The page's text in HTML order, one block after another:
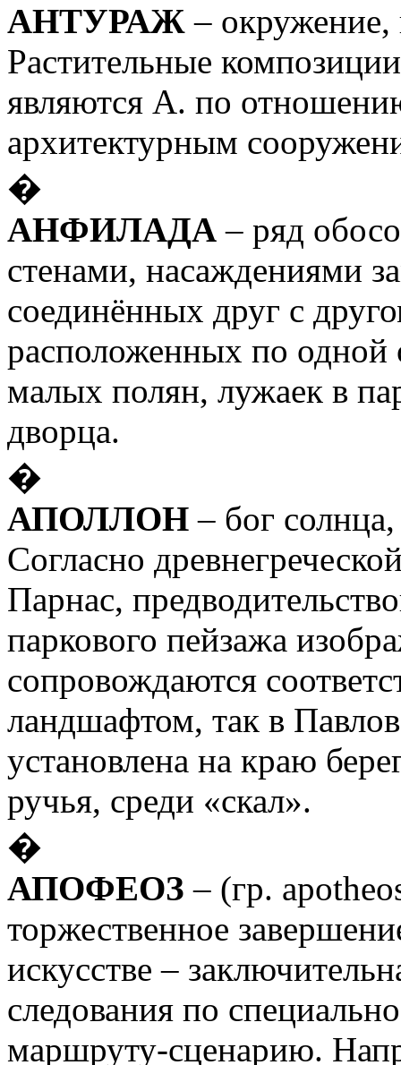
АНТУРАЖ –
Растительные
являются А. по
архитектурным
�
АНФИЛАДА – ряд
стенами, насаждениями
соединённых друг с
расположенных по одной
малых полян, лужаек в
дворца.
�
АПОЛЛОН – бог
Согласно
Парнас,
паркового пейзажа
сопровождаются
ландшафтом, так в
установлена на краю
ручья, среди «скал».
�
АПОФЕОЗ – (гр.
торжественное
искусстве –
следования по
маршруту-сценарию.